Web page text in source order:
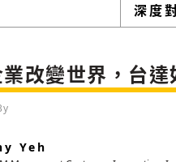
深度
改變世界，台
Yeh